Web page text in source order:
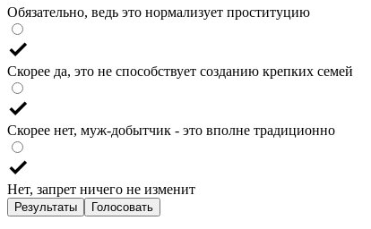
Обязательно, ведь это нормализует проституцию
Скорее да, это не способствует созданию крепких семей
Скорее нет, муж-добытчик - это вполне традиционно
Нет, запрет ничего не изменит
Результаты Голосовать